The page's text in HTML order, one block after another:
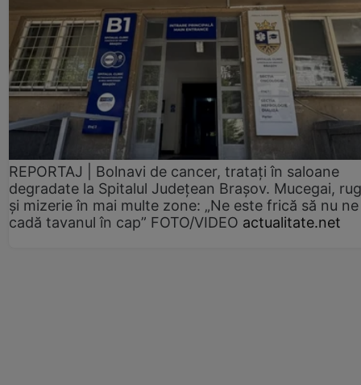
REPORTAJ | Bolnavi de cancer, tratați în saloane
degradate la Spitalul Județean Brașov. Mucegai,
și mizerie în mai multe zone: „Ne este frică să nu ne
cadă tavanul în cap” FOTO/VIDEO actualitate.net